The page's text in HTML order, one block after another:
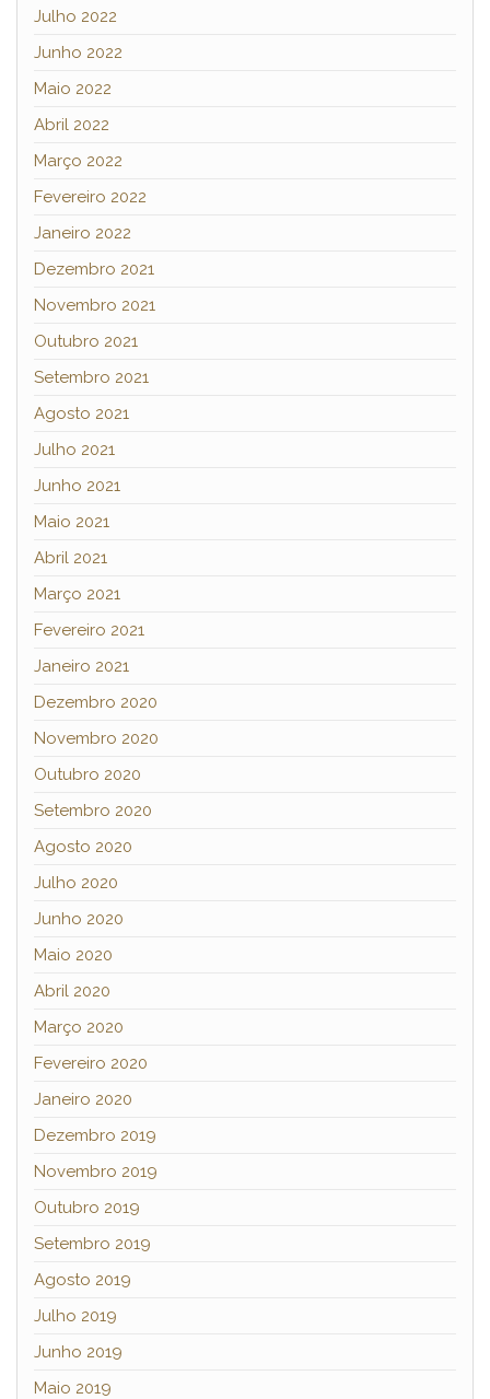
Julho 2022
Junho 2022
Maio 2022
Abril 2022
Março 2022
Fevereiro 2022
Janeiro 2022
Dezembro 2021
Novembro 2021
Outubro 2021
Setembro 2021
Agosto 2021
Julho 2021
Junho 2021
Maio 2021
Abril 2021
Março 2021
Fevereiro 2021
Janeiro 2021
Dezembro 2020
Novembro 2020
Outubro 2020
Setembro 2020
Agosto 2020
Julho 2020
Junho 2020
Maio 2020
Abril 2020
Março 2020
Fevereiro 2020
Janeiro 2020
Dezembro 2019
Novembro 2019
Outubro 2019
Setembro 2019
Agosto 2019
Julho 2019
Junho 2019
Maio 2019